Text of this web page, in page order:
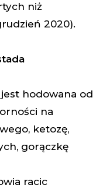
niż
2020).
hodowana od
na
ketozę,
gorączkę
racic